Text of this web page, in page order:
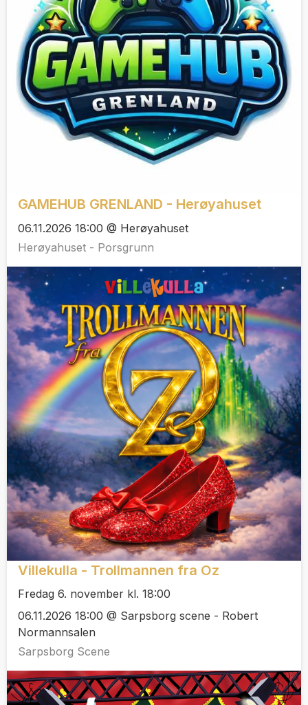
GAMEHUB GRENLAND - Herøyahuset
06.11.2026 18:00 @ Herøyahuset
Herøyahuset - Porsgrunn
Villekulla - Trollmannen fra Oz
Fredag 6. november kl. 18:00
06.11.2026 18:00 @ Sarpsborg scene - Robert
Normannsalen
Sarpsborg Scene